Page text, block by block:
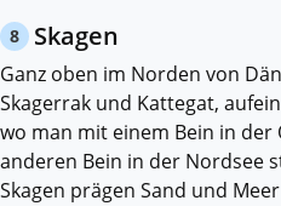
8 Skagen
Ganz oben im Norden von
Skagerrak und Kattegat,
wo man mit einem Bein in der
anderen Bein in der Nordsee
Skagen prägen Sand und